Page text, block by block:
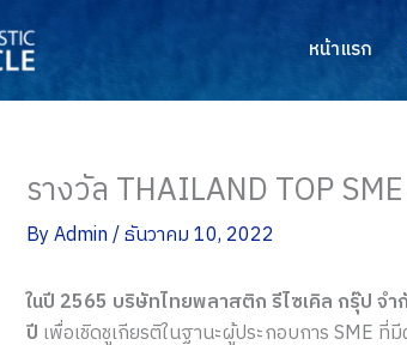
หน้าแรก
รางวัล THAILAND TOP
ByAdmin/ธันวาคม 10, 2022
ในปี 2565 บริษัทไทยพลาสติก รีไซเคิล กรุ๊ป จำ
ปี เพื่อเชิดชูเกียรติในฐานะผู้ประกอบการ SME